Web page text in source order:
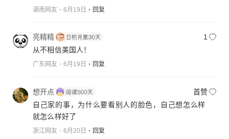
湖南网友 6月19日 回复
亮精精
1
从不相信美国人！
广东网友 6月19日 回复
想开点
首赞
自己家的事，为什么要看别人的脸色，自己想怎么样
就怎么样好了
浙江网友 6月20日 回复